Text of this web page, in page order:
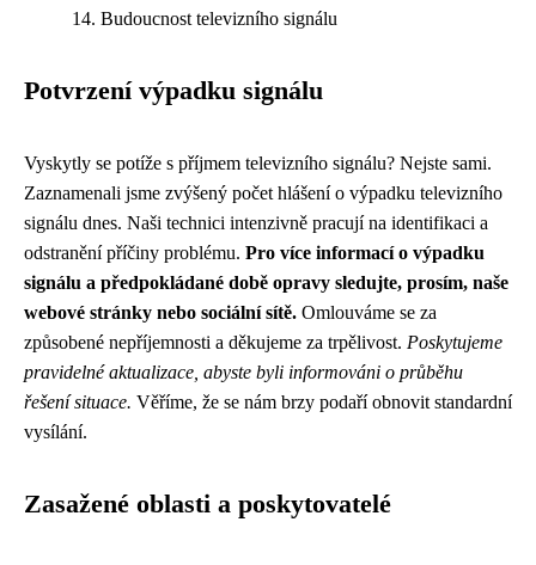
Budoucnost televizního signálu
Potvrzení výpadku signálu
Vyskytly se potíže s příjmem televizního signálu? Nejste sami.
Zaznamenali jsme zvýšený počet hlášení o výpadku televizního
signálu dnes. Naši technici intenzivně pracují na identifikaci a
odstranění příčiny problému. Pro více informací o výpadku
signálu a předpokládané době opravy sledujte, prosím, naše
webové stránky nebo sociální sítě. Omlouváme se za
způsobené nepříjemnosti a děkujeme za trpělivost. Poskytujeme
pravidelné aktualizace, abyste byli informováni o průběhu
řešení situace. Věříme, že se nám brzy podaří obnovit standardní
vysílání.
Zasažené oblasti a poskytovatelé